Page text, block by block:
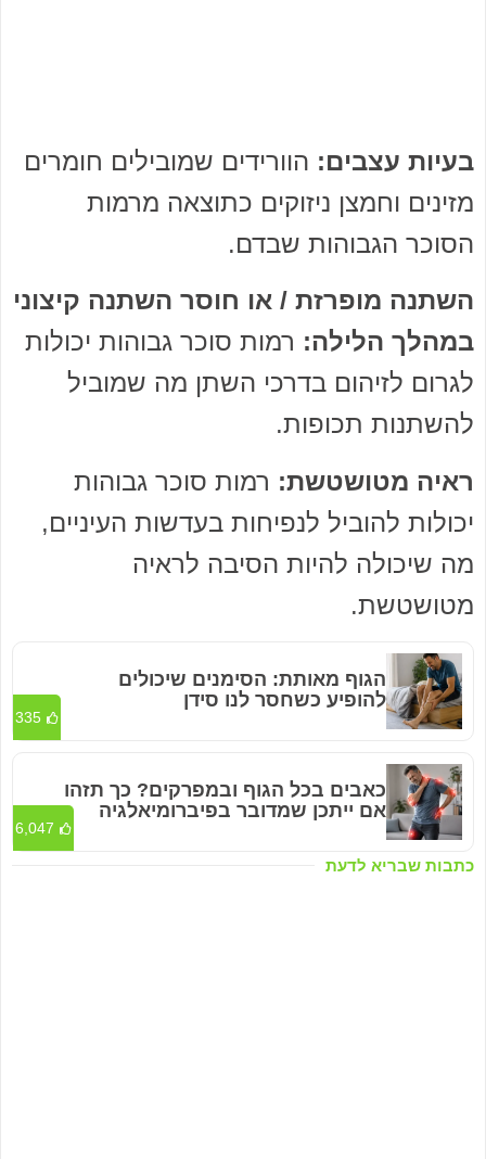
בעיות עצבים: הוורידים שמובילים חומרים
מזינים וחמצן ניזוקים כתוצאה מרמות
הסוכר הגבוהות שבדם.
השתנה מופרזת / או חוסר השתנה קיצוני
במהלך הלילה: רמות סוכר גבוהות יכולות
לגרום לזיהום בדרכי השתן מה שמוביל
להשתנות תכופות.
ראיה מטושטשת: רמות סוכר גבוהות
יכולות להוביל לנפיחות בעדשות העיניים,
מה שיכולה להיות הסיבה לראיה
מטושטשת.
כתבות שבריא לדעת
הגוף מאותת: הסימנים שיכולים
להופיע כשחסר לנו סידן
335
כאבים בכל הגוף ובמפרקים? כך תזהו
אם ייתכן שמדובר בפיברומיאלגיה
6,047